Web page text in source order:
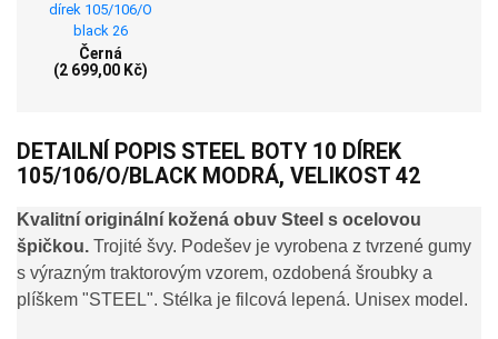
Černá
(2 699,00 Kč)
DETAILNÍ POPIS STEEL BOTY 10 DÍREK
105/106/O/BLACK MODRÁ, VELIKOST 42
Kvalitní originální kožená obuv Steel s ocelovou
špičkou. Trojité švy. Podešev je vyrobena z tvrzené gumy
s výrazným traktorovým vzorem, ozdobená šroubky a
plíškem "STEEL". Stélka je filcová lepená. Unisex model.